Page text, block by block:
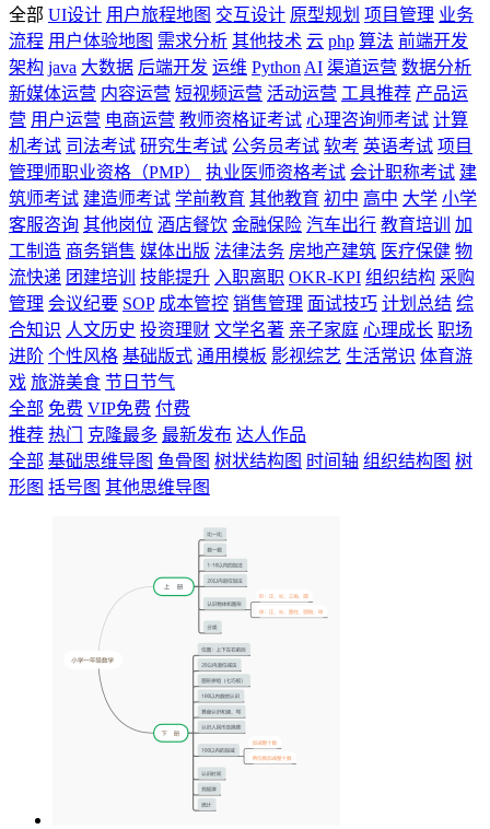
全部 UI设计 用户旅程地图 交互设计 原型规划 项目管理 业务
流程 用户体验地图 需求分析 其他技术 云 php 算法 前端开发
架构 java 大数据 后端开发 运维 Python AI 渠道运营 数据分析
新媒体运营 内容运营 短视频运营 活动运营 工具推荐 产品运
营 用户运营 电商运营 教师资格证考试 心理咨询师考试 计算
机考试 司法考试 研究生考试 公务员考试 软考 英语考试 项目
管理师职业资格（PMP）
执业医师资格考试 会计职称考试 建
筑师考试 建造师考试 学前教育 其他教育 初中 高中 大学 小学
客服咨询 其他岗位 酒店餐饮 金融保险 汽车出行 教育培训
加
工制造 商务销售 媒体出版 法律法务 房地产建筑 医疗保健 物
流快递 团建培训 技能提升 入职离职 OKR-KPI 组织结构 采购
管理 会议纪要 SOP 成本管控 销售管理 面试技巧 计划总结 综
合知识 人文历史 投资理财 文学名著 亲子家庭 心理成长 职场
进阶 个性风格 基础版式 通用模板 影视综艺 生活常识 体育游
戏 旅游美食 节日节气
全部 免费 VIP免费 付费
推荐 热门 克隆最多 最新发布 达人作品
全部 基础思维导图 鱼骨图 树状结构图 时间轴 组织结构图 树
形图 括号图 其他思维导图